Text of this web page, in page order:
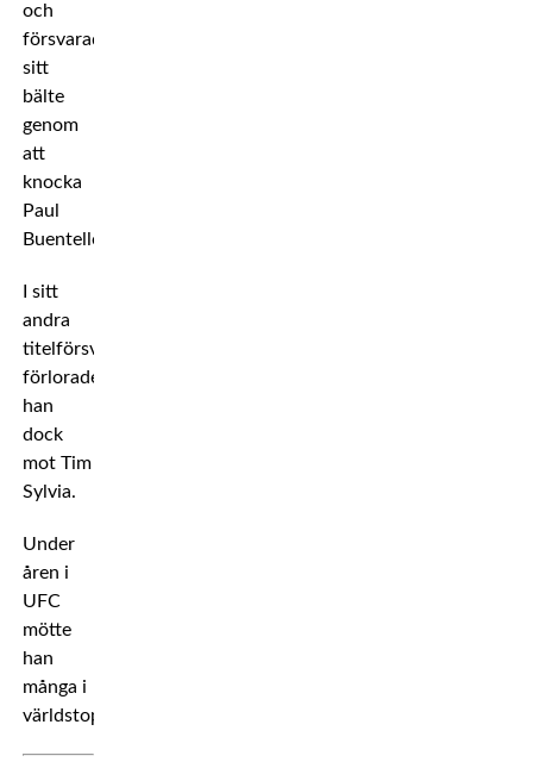
och
försvarade
sitt
bälte
genom
att
knocka
Paul
Buentello.
I sitt
andra
titelförsvar
förlorade
han
dock
mot Tim
Sylvia.
Under
åren i
UFC
mötte
han
många i
världstoppen.